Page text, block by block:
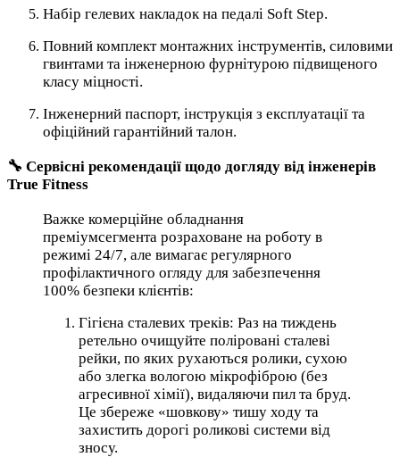
Набір гелевих накладок на педалі Soft Step.
Повний комплект монтажних інструментів, силовими
гвинтами та інженерною фурнітурою підвищеного
класу міцності.
Інженерний паспорт, інструкція з експлуатації та
офіційний гарантійний талон.
🔧 Сервісні рекомендації щодо догляду від інженерів
True Fitness
Важке комерційне обладнання
преміумсегмента розраховане на роботу в
режимі 24/7, але вимагає регулярного
профілактичного огляду для забезпечення
100% безпеки клієнтів:
Гігієна сталевих треків: Раз на тиждень
ретельно очищуйте поліровані сталеві
рейки, по яких рухаються ролики, сухою
або злегка вологою мікрофіброю (без
агресивної хімії), видаляючи пил та бруд.
Це збереже «шовкову» тишу ходу та
захистить дорогі роликові системи від
зносу.